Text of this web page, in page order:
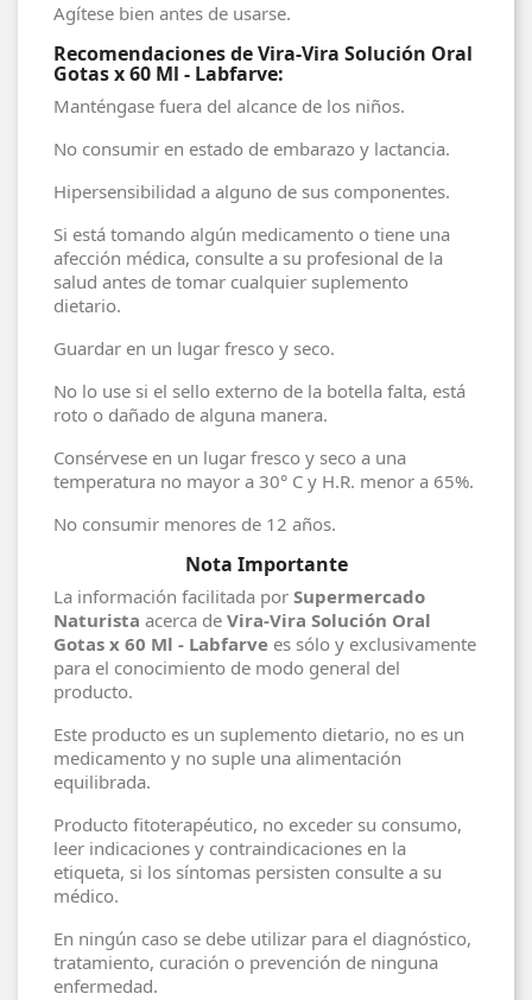
Agítese bien antes de usarse.
Recomendaciones de Vira-Vira Solución Oral
Gotas x 60 Ml - Labfarve:
Manténgase fuera del alcance de los niños.
No consumir en estado de embarazo y lactancia.
Hipersensibilidad a alguno de sus componentes.
Si está tomando algún medicamento o tiene una
afección médica, consulte a su profesional de la
salud antes de tomar cualquier suplemento
dietario.
Guardar en un lugar fresco y seco.
No lo use si el sello externo de la botella falta, está
roto o dañado de alguna manera.
Consérvese en un lugar fresco y seco a una
temperatura no mayor a 30° C y H.R. menor a 65%.
No consumir menores de 12 años.
Nota Importante
La información facilitada por Supermercado
Naturista acerca de Vira-Vira Solución Oral
Gotas x 60 Ml - Labfarve es sólo y exclusivamente
para el conocimiento de modo general del
producto.
Este producto es un suplemento dietario, no es un
medicamento y no suple una alimentación
equilibrada.
Producto fitoterapéutico, no exceder su consumo,
leer indicaciones y contraindicaciones en la
etiqueta, si los síntomas persisten consulte a su
médico.
En ningún caso se debe utilizar para el diagnóstico,
tratamiento, curación o prevención de ninguna
enfermedad.